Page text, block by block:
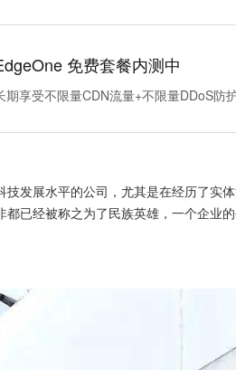
免费套餐内测中
期享受不限量CDN流量+不限量DDoS防
发展水平的公司，尤其是在经历了实
已经被称之为了民族英雄，一个企业